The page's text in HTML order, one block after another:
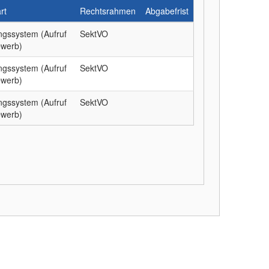
Rechtsrahmen
Abgabefrist
(Aufruf
SektVO
(Aufruf
SektVO
(Aufruf
SektVO